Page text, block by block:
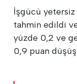
İşgücü yetersiz
tahmin edildi
yüzde 0,2 ve
0,9 puan